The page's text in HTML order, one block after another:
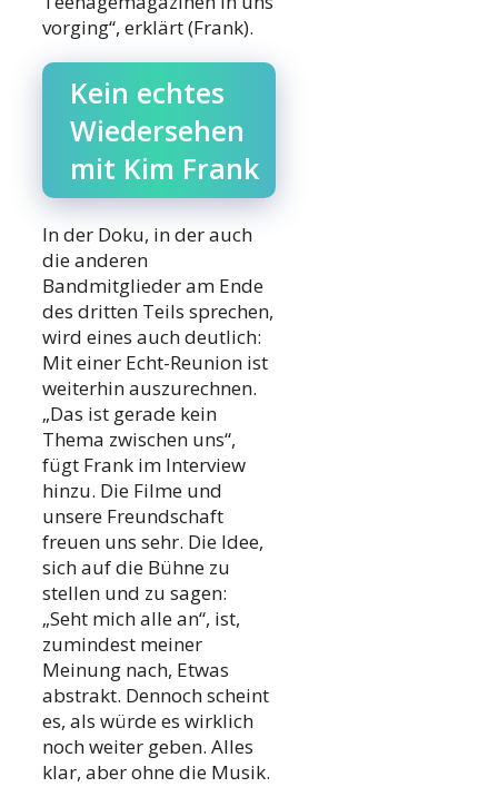
vorging“, erklärt (Frank).
Kein echtes
Wiedersehen
mit Kim Frank
In der Doku, in der auch
die anderen
Bandmitglieder am Ende
des dritten Teils sprechen,
wird eines auch deutlich:
Mit einer Echt-Reunion ist
weiterhin auszurechnen.
„Das ist gerade kein
Thema zwischen uns“,
fügt Frank im Interview
hinzu. Die Filme und
unsere Freundschaft
freuen uns sehr. Die Idee,
sich auf die Bühne zu
stellen und zu sagen:
„Seht mich alle an“, ist,
zumindest meiner
Meinung nach, Etwas
abstrakt. Dennoch scheint
es, als würde es wirklich
noch weiter geben. Alles
klar, aber ohne die Musik.